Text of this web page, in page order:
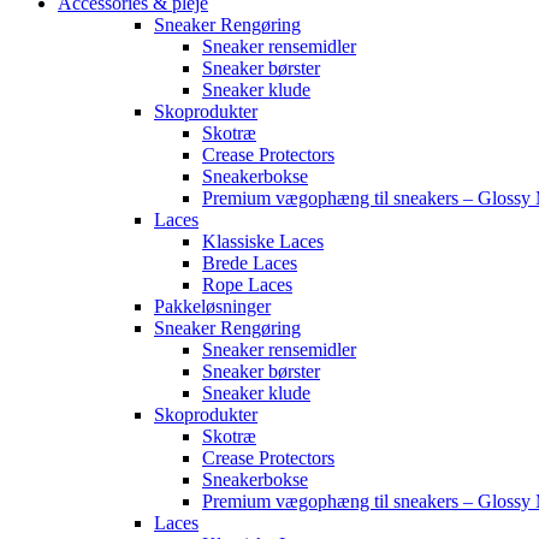
Sneaker Rengøring
Sneaker rensemidler
Sneaker børster
Sneaker klude
Skoprodukter
Skotræ
Crease Protectors
Sneakerbokse
Premium vægophæng til sneakers – Glossy
Laces
Klassiske Laces
Brede Laces
Rope Laces
Pakkeløsninger
Sneaker Rengøring
Sneaker rensemidler
Sneaker børster
Sneaker klude
Skoprodukter
Skotræ
Crease Protectors
Sneakerbokse
Premium vægophæng til sneakers – Glossy
Laces